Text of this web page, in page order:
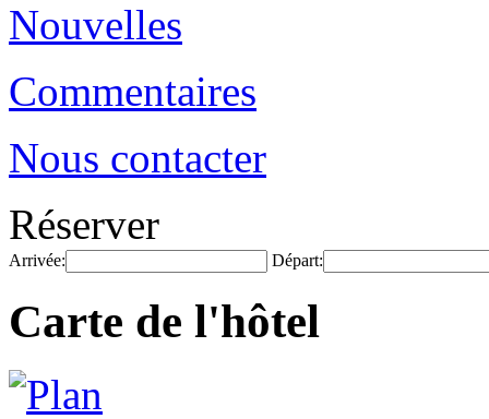
Nouvelles
Commentaires
Nous contacter
Réserver
Arrivée: Départ:
Carte de l'hôtel